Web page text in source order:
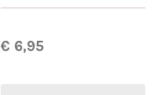
€ 6,95